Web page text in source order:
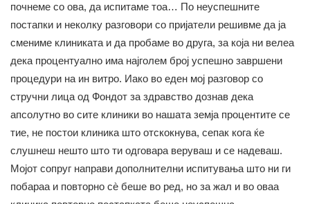
почнеме со ова, да испитаме тоа… По неуспешните
постапки и неколку разговори со пријатели решивме да ја
смениме клиниката и да пробаме во друга, за која ни велеа
дека процентуално има најголем број успешно завршени
процедури на ин витро. Иако во еден мој разговор со
стручни лица од Фондот за здравство дознав дека
апсолутно во сите клиники во нашата земја процентите се
тие, не постои клиника што отскокнува, сепак кога ќе
слушнеш нешто што ти одговара веруваш и се надеваш.
Мојот сопруг направи дополнителни испитувања што ни ги
побараа и повторно сè беше во ред, но за жал и во оваа